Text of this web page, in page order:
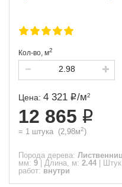
Кол-во, м2
Цена: 4 321 /м2
12 865
= 1 штука (2,98м2)
Порода дерева:
мм: 9 Длина, м: 2.44
работ: внутри